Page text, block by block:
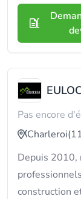
Pas encore
Charleroi
Depuis 2010,
construction